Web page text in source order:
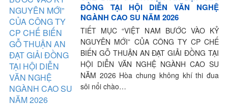
ĐỒNG TẠI HỘI DIỄN VĂN NGHỆ
NGÀNH CAO SU NĂM 2026
TIẾT MỤC “VIỆT NAM BƯỚC VÀO KỶ
NGUYÊN MỚI” CỦA CÔNG TY CP CHẾ
BIẾN GỖ THUẬN AN ĐẠT GIẢI ĐỒNG TẠI
HỘI DIỄN VĂN NGHỆ NGÀNH CAO SU
NĂM 2026 Hòa chung không khí thi đua
sôi nổi chào…